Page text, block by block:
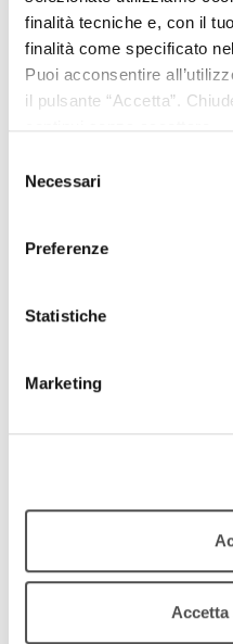
finalità tecniche e, con il
finalità come specificato
Puoi acconsentire
il pulsante “Accetta”.
delNecessari
Preferenze
Statistiche
Marketing
Accetta
Youngabout
27 marzo 2012
Ascolta